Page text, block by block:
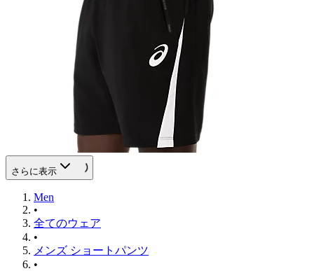
さらに表示
Men
•
全てのウェア
•
メンズ ショートパンツ
•